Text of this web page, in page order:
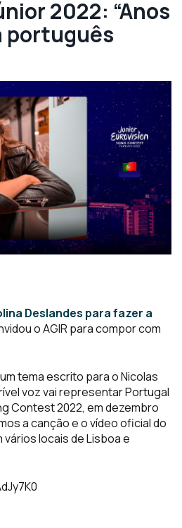
2022: “Anos
português
Deslandes para fazer a
o AGIR para compor com
um tema escrito para o Nicolas
voz vai representar Portugal
Contest 2022, em dezembro
a canção e o vídeo oficial do
locais de Lisboa e